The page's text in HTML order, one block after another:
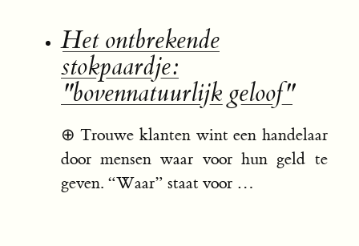
Het ontbrekende
stokpaardje:
"bovennatuurlijk geloof"
⊕Trouwe klanten wint een handelaar
door mensen waar voor hun geld te
geven. “Waar” staat voor …